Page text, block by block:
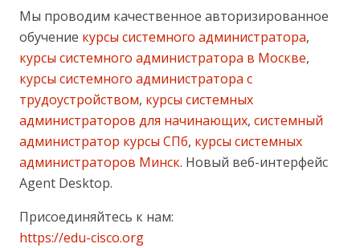
Мы проводим качественное авторизированное
обучение курсы системного администратора,
курсы системного администратора в Москве,
курсы системного администратора с
трудоустройством, курсы системных
администраторов для начинающих, системный
администратор курсы СПб, курсы системных
администраторов Минск. Новый веб-интерфейс
Agent Desktop.
Присоединяйтесь к нам:
https://edu-cisco.org